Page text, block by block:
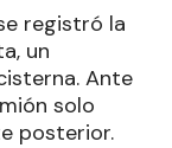
registró la
un
Ante
solo
posterior.